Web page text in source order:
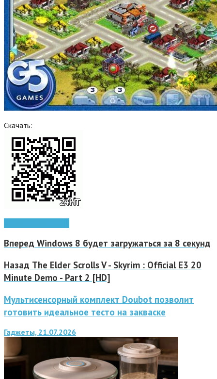
Скачать:
Вперед Windows 8 будет загружаться за 8 секунд
Назад The Elder Scrolls V - Skyrim : Official E3 20
Minute Demo - Part 2 [HD]
Мультисенсорный комплект Doubot позволит
готовить идеальное тесто на закваске
Гаджеты, 21.07.2026